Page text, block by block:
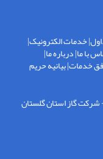
|خدمات الکترونیک|
با ما|درباره ما|
خدمات|بیانیه حریم
گاز استان گلستان